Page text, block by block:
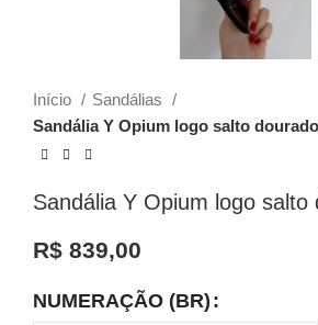
Início
Sandálias
Sandália Y Opium logo salto dourado
Sandália Y Opium logo salto
R$ 839,00
NUMERAÇÃO (BR)